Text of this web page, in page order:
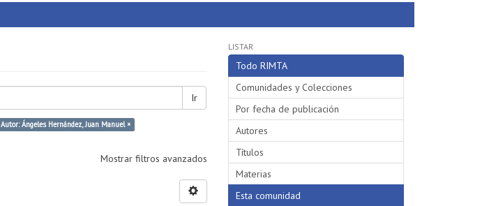
Ir
Autor: Ángeles Hernández, Juan Manuel ×
Mostrar filtros avanzados
LISTAR
Todo RIMTA
Comunidades y Colecciones
Por fecha de publicación
Autores
Títulos
Materias
Esta comunidad